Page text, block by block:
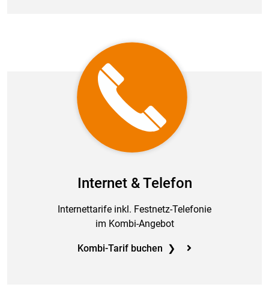
Internet & Telefon
Internettarife inkl. Festnetz-Telefonie
im Kombi-Angebot
Kombi-Tarif buchen ❯